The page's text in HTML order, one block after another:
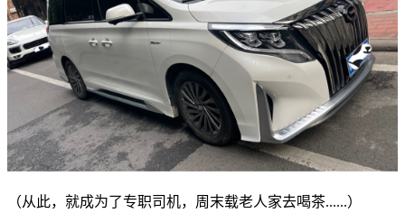
（从此，就成为了专职司机，周末载老人家去喝茶......）